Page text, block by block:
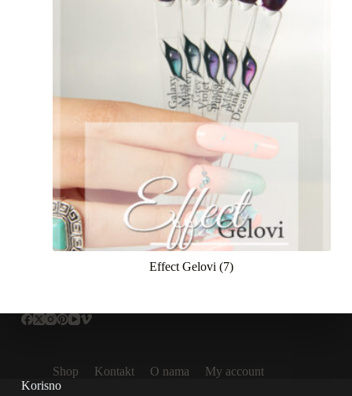
Effect Gelovi(7)
Shop Kontakt O nama
My account
Korisno